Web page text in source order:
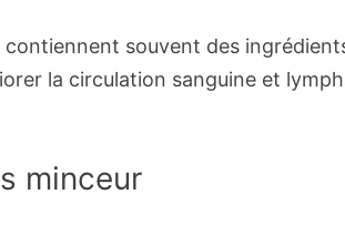
contiennent souvent des
la circulation sanguine et
minceur